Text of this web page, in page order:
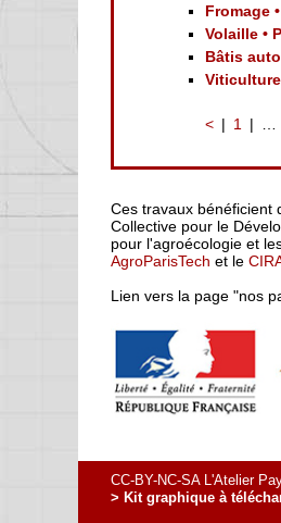
Fromage •
Volaille •
Bâtis
< 1 …
Ces travaux bénéficient
Collective pour le
pour l'agroécologie et
AgroParisTech et le
Lien vers la page "nos
CC-BY-NC-SA L'Atelier
> Kit graphique à